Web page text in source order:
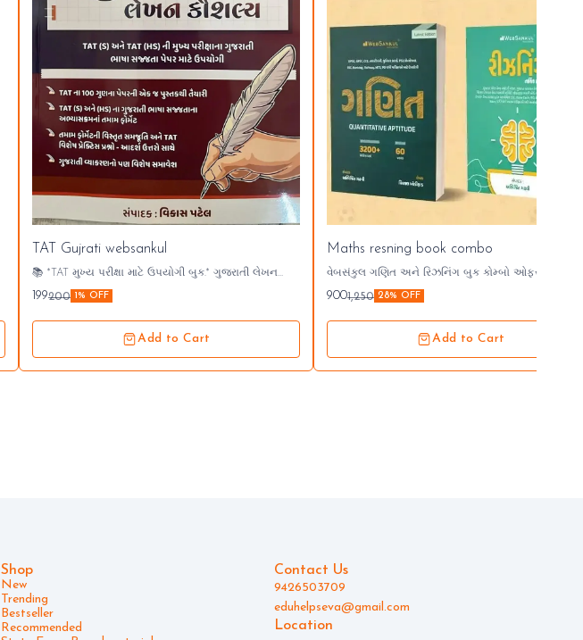
TAT Gujrati websankul
📚 *TAT મુખ્ય પરીક્ષા માટે ઉપયોગી બુક.* ગુજરાતી લેખન
https://drive.google.com/file/d/1_QlJWwVZ7VGoePYjU2caCY
199200 1% OFF
Add to Cart
Maths resning book combo
વેબસંકુલ ગણિત અને રિઝનિંગ બુક કોમ્બો ઓફર MRP :-
94265 03709
9001,250 28% OFF
Add to Cart
Shop
New
Trending
Bestseller
Recommended
Contact Us
9426503709
eduhelpseva@gmail.com
Location